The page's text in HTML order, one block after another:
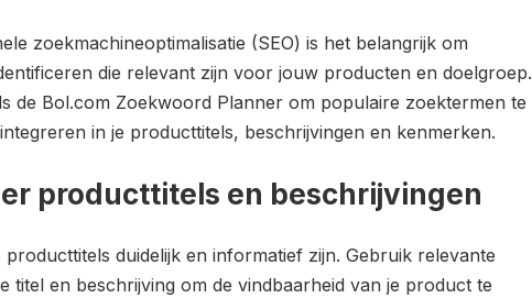
zoekmachineoptimalisatie (SEO) is het belangrijk om
die relevant zijn voor jouw producten en doelgroep.
de Bol.com Zoekwoord Planner om populaire zoektermen te
in je producttitels, beschrijvingen en kenmerken.
producttitels en beschrijvingen
duidelijk en informatief zijn. Gebruik relevante
titel en beschrijving om de vindbaarheid van je product te